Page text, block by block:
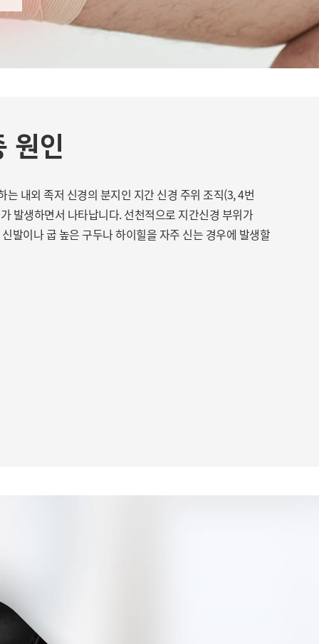
원인
는 내외 족저 신경의 분지인 지간 신경 주위 조직(3, 4번
발생하면서 나타납니다.선천적으로 지간신경 부위가
발이나굽 높은 구두나 하이힐을 자주 신는 경우에 발생할